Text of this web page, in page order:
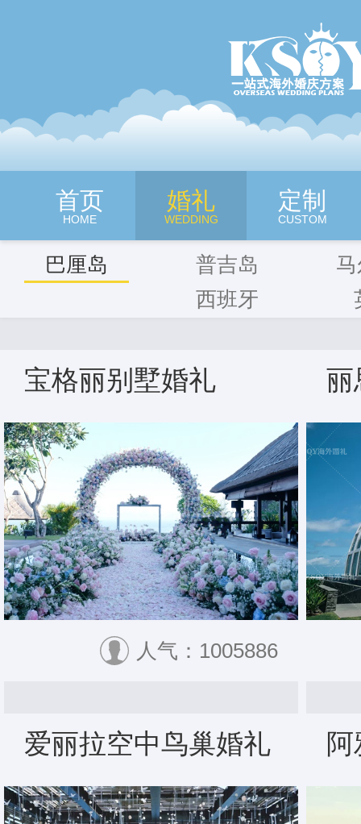
深圳旷世奇缘海外婚纱摄影
首页
HOME
婚礼
WEDDING
定制
CUSTOM
巴厘岛 普吉岛
西班牙
宝格丽别墅婚礼
人气：1005886
丽
爱丽拉空中鸟巢婚礼